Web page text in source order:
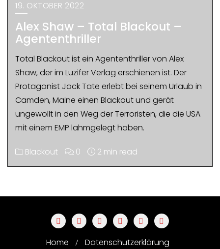
19. OKTOBER 2022
Alex Shaw – Total Blackout –
Agententhriller
Total Blackout ist ein Agententhriller von Alex
Shaw, der im Luzifer Verlag erschienen ist. Der
Protagonist Jack Tate erlebt bei seinem Urlaub in
Camden, Maine einen Blackout und gerät
ungewollt in den Weg der Terroristen, die die USA
mit einem EMP lahmgelegt haben.
Blackout 0 2 min read
Home Datenschutzerklärung